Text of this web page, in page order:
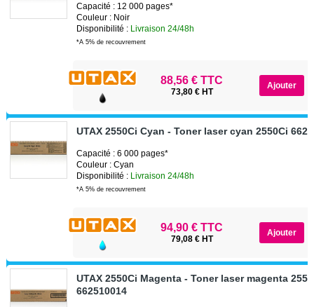
Capacité : 12 000 pages*
Couleur : Noir
Disponibilité : Livraison 24/48h
*A 5% de recouvrement
88,56 € TTC
73,80 € HT
UTAX 2550Ci Cyan - Toner laser cyan 2550Ci
Capacité : 6 000 pages*
Couleur : Cyan
Disponibilité : Livraison 24/48h
*A 5% de recouvrement
94,90 € TTC
79,08 € HT
UTAX 2550Ci Magenta - Toner laser magenta
662510014